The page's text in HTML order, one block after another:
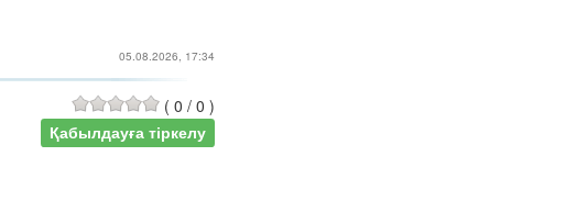
05.08.2026, 17:34
( 0 / 0 )
Қабылдауға тіркелу